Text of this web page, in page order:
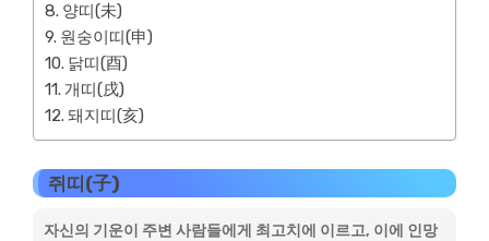
양띠(未)
원숭이띠(申)
닭띠(酉)
개띠(戌)
돼지띠(亥)
쥐띠(子)
자신의 기운이 주변 사람들에게 최고치에 이르고, 이에 인망